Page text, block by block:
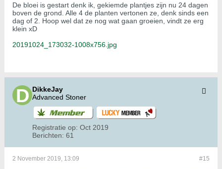
De bloei is gestart denk ik, gekiemde plantjes zijn nu 24 dagen
boven de grond. Alle 4 de planten vertonen ze, denk sinds een
dag of 2. Hoop wel dat ze nog wat gaan groeien, vindt ze erg
klein xD
20191024_173032-1008x756.jpg
DikkeJay
Advanced Stoner
Registratie op: Oct 2019
Berichten: 61
#15
2 November 2019, 13:09